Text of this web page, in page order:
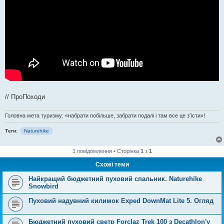
// ПроПоходи
Головна мета туризму: «набрати побільше, забрати подалі і там все це з'їсти»!
Теги: Naturehike
1 повідомлення • Сторінка 1 з 1
Схожі теми
Найкращий бюджетний пуховий спальник. Naturehike
Snowbird
Пуховий надувний килимок Exped DownMat Lite 5. Огляд
Бюджетний пуховий светр Forclaz Trek 100 з Decathlon'у